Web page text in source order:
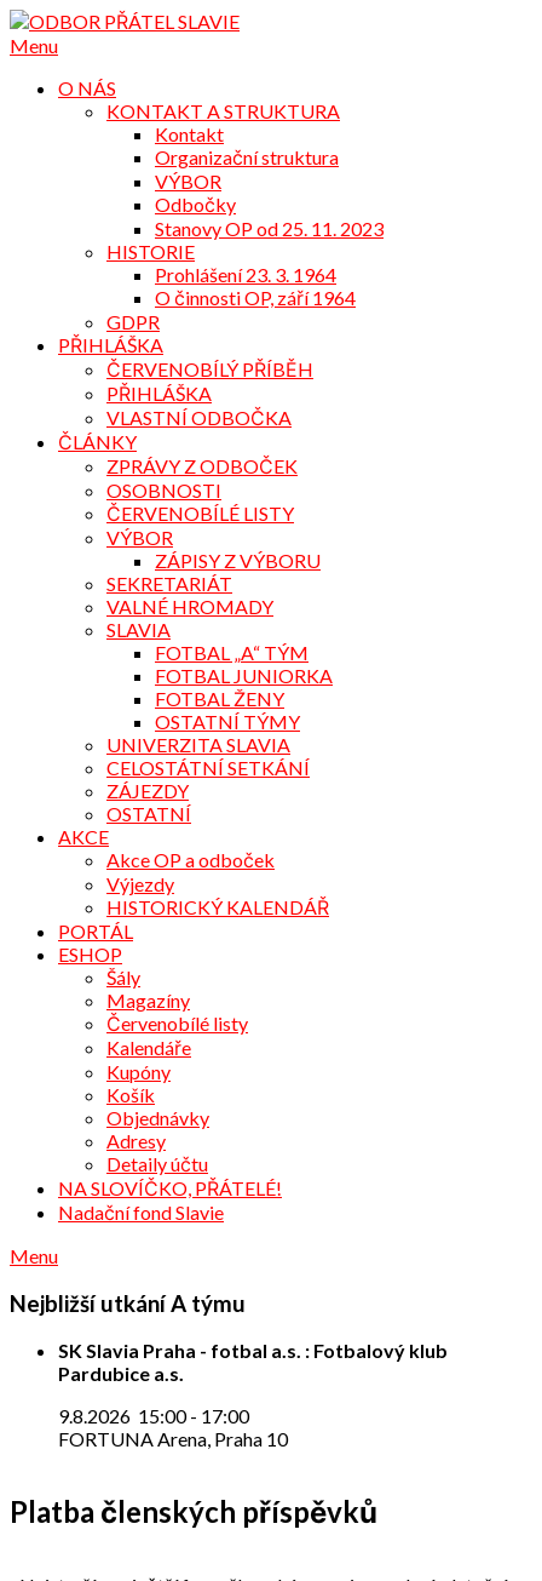
Přejdi
na
Menu
O NÁS
KONTAKT A STRUKTURA
Kontakt
Organizační struktura
VÝBOR
Odbočky
Stanovy OP od 25. 11. 2023
HISTORIE
Prohlášení 23. 3. 1964
O činnosti OP, září 1964
GDPR
PŘIHLÁŠKA
ČERVENOBÍLÝ PŘÍBĚH
PŘIHLÁŠKA
VLASTNÍ ODBOČKA
ČLÁNKY
ZPRÁVY Z ODBOČEK
OSOBNOSTI
ČERVENOBÍLÉ LISTY
VÝBOR
ZÁPISY Z VÝBORU
SEKRETARIÁT
VALNÉ HROMADY
SLAVIA
FOTBAL „A“ TÝM
FOTBAL JUNIORKA
FOTBAL ŽENY
OSTATNÍ TÝMY
UNIVERZITA SLAVIA
CELOSTÁTNÍ SETKÁNÍ
ZÁJEZDY
OSTATNÍ
AKCE
Akce OP a odboček
Výjezdy
HISTORICKÝ KALENDÁŘ
PORTÁL
ESHOP
Šály
Magazíny
Červenobílé listy
Kalendáře
Kupóny
Košík
Objednávky
Adresy
Detaily účtu
NA SLOVÍČKO, PŘÁTELÉ!
Nadační fond Slavie
Menu
Nejbližší utkání A týmu
SK Slavia Praha - fotbal a.s. : Fotbalový klub
Pardubice a.s.
9.8.2026 15:00- 17:00
FORTUNA Arena, Praha 10
Platba členských příspěvků